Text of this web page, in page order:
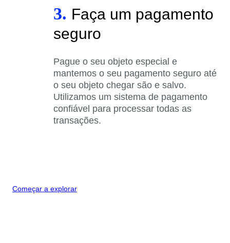
3. Faça um pagamento
seguro
Pague o seu objeto especial e
mantemos o seu pagamento seguro até
o seu objeto chegar são e salvo.
Utilizamos um sistema de pagamento
confiável para processar todas as
transações.
Começar a explorar